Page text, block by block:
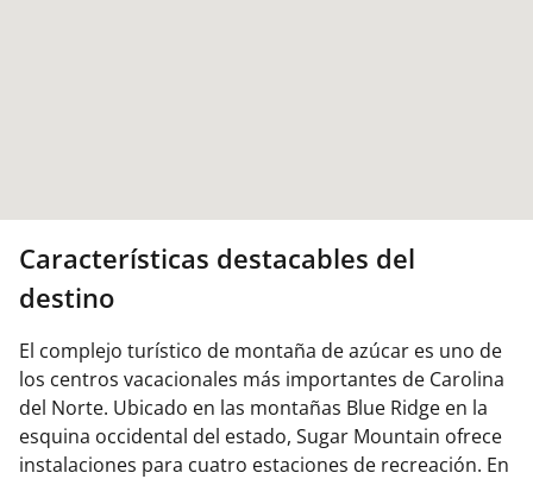
Características destacables del
destino
El complejo turístico de montaña de azúcar es uno de
los centros vacacionales más importantes de Carolina
del Norte. Ubicado en las montañas Blue Ridge en la
esquina occidental del estado, Sugar Mountain ofrece
instalaciones para cuatro estaciones de recreación. En